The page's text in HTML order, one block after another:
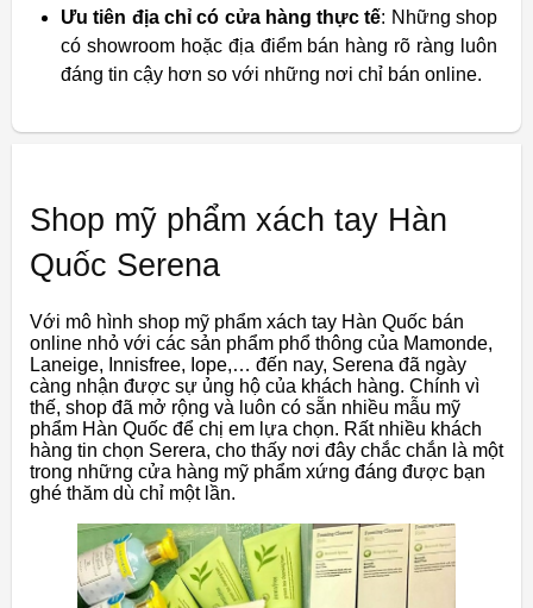
Ưu tiên địa chỉ có cửa hàng thực tế: Những shop
có showroom hoặc địa điểm bán hàng rõ ràng luôn
đáng tin cậy hơn so với những nơi chỉ bán online.
Shop mỹ phẩm xách tay Hàn
Quốc Serena
Với mô hình shop mỹ phẩm xách tay Hàn Quốc bán
online nhỏ với các sản phẩm phổ thông của Mamonde,
Laneige, Innisfree, Iope,… đến nay, Serena đã ngày
càng nhận được sự ủng hộ của khách hàng. Chính vì
thế, shop đã mở rộng và luôn có sẵn nhiều mẫu mỹ
phẩm Hàn Quốc để chị em lựa chọn. Rất nhiều khách
hàng tin chọn Serera, cho thấy nơi đây chắc chắn là một
trong những cửa hàng mỹ phẩm xứng đáng được bạn
ghé thăm dù chỉ một lần.